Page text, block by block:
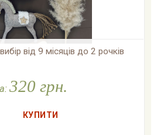
від 9 місяців до 2 рочків
320 грн.